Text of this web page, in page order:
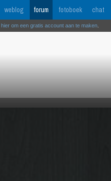
weblog forum fotoboek chat
hier om een gratis account aan te maken